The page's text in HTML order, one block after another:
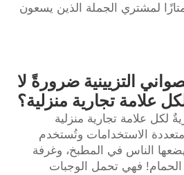
لمشتري الجملة الذين يسعون
التزيينية ضرورةً لا
علامة تجارية منزلية؟
لكل علامة تجارية منزلية
الاستخدامات وتُستخدم
الناس في المطبخ، وغرفة
فهي تحمل الوجبات